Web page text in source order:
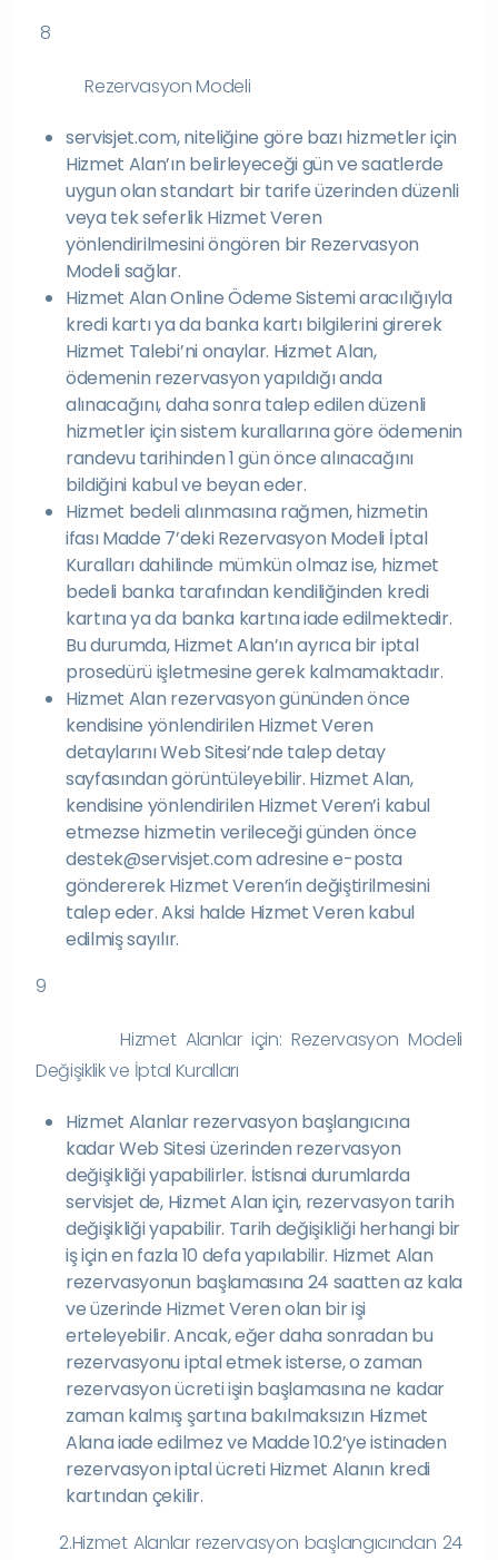
8
Rezervasyon Modeli
servisjet.com, niteliğine göre bazı hizmetler için
Hizmet Alan’ın belirleyeceği gün ve saatlerde
uygun olan standart bir tarife üzerinden düzenli
veya tek seferlik Hizmet Veren
yönlendirilmesini öngören bir Rezervasyon
Modeli sağlar.
Hizmet Alan Online Ödeme Sistemi aracılığıyla
kredi kartı ya da banka kartı bilgilerini girerek
Hizmet Talebi’ni onaylar. Hizmet Alan,
ödemenin rezervasyon yapıldığı anda
alınacağını, daha sonra talep edilen düzenli
hizmetler için sistem kurallarına göre ödemenin
randevu tarihinden 1 gün önce alınacağını
bildiğini kabul ve beyan eder.
Hizmet bedeli alınmasına rağmen, hizmetin
ifası Madde 7’deki Rezervasyon Modeli İptal
Kuralları dahilinde mümkün olmaz ise, hizmet
bedeli banka tarafından kendiliğinden kredi
kartına ya da banka kartına iade edilmektedir.
Bu durumda, Hizmet Alan’ın ayrıca bir iptal
prosedürü işletmesine gerek kalmamaktadır.
Hizmet Alan rezervasyon gününden önce
kendisine yönlendirilen Hizmet Veren
detaylarını Web Sitesi’nde talep detay
sayfasından görüntüleyebilir. Hizmet Alan,
kendisine yönlendirilen Hizmet Veren’i kabul
etmezse hizmetin verileceği günden önce
destek@servisjet.com adresine e-posta
göndererek Hizmet Veren’in değiştirilmesini
talep eder. Aksi halde Hizmet Veren kabul
edilmiş sayılır.
9
Hizmet Alanlar için: Rezervasyon Modeli
Değişiklik ve İptal Kuralları
Hizmet Alanlar rezervasyon başlangıcına
kadar Web Sitesi üzerinden rezervasyon
değişikliği yapabilirler. İstisnai durumlarda
servisjet de, Hizmet Alan için, rezervasyon tarih
değişikliği yapabilir. Tarih değişikliği herhangi bir
iş için en fazla 10 defa yapılabilir. Hizmet Alan
rezervasyonun başlamasına 24 saatten az kala
ve üzerinde Hizmet Veren olan bir işi
erteleyebilir. Ancak, eğer daha sonradan bu
rezervasyonu iptal etmek isterse, o zaman
rezervasyon ücreti işin başlamasına ne kadar
zaman kalmış şartına bakılmaksızın Hizmet
Alana iade edilmez ve Madde 10.2’ye istinaden
rezervasyon iptal ücreti Hizmet Alanın kredi
kartından çekilir.
2.Hizmet Alanlar rezervasyon başlangıcından 24